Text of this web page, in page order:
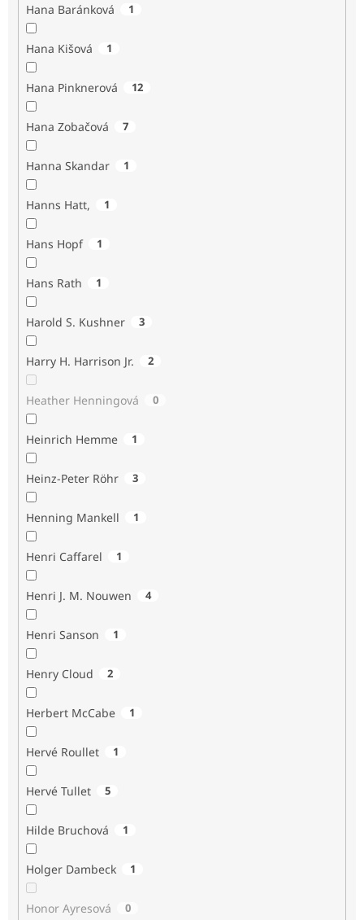
Hana Baránková 1
Hana Kišová 1
Hana Pinknerová 12
Hana Zobačová 7
Hanna Skandar 1
Hanns Hatt, 1
Hans Hopf 1
Hans Rath 1
Harold S. Kushner 3
Harry H. Harrison Jr. 2
Heather Henningová 0
Heinrich Hemme 1
Heinz-Peter Röhr 3
Henning Mankell 1
Henri Caffarel 1
Henri J. M. Nouwen 4
Henri Sanson 1
Henry Cloud 2
Herbert McCabe 1
Hervé Roullet 1
Hervé Tullet 5
Hilde Bruchová 1
Holger Dambeck 1
Honor Ayresová 0